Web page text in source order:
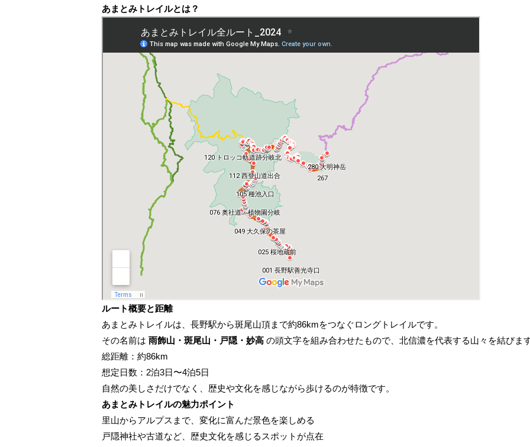
あまとみトレイルとは？
ルート概要と距離
あまとみトレイルは、長野駅から斑尾山頂まで約86kmをつなぐロングトレイルです。
その名前は 雨飾山・斑尾山・戸隠・妙高 の頭文字を組み合わせたもので、北信濃を代表する山々を結びます
総距離：約86km
想定日数：2泊3日〜4泊5日
自然の美しさだけでなく、歴史や文化を感じながら歩けるのが特徴です。
あまとみトレイルの魅力ポイント
里山からアルプスまで、変化に富んだ景色を楽しめる
戸隠神社や古道など、歴史文化を感じるスポットが点在